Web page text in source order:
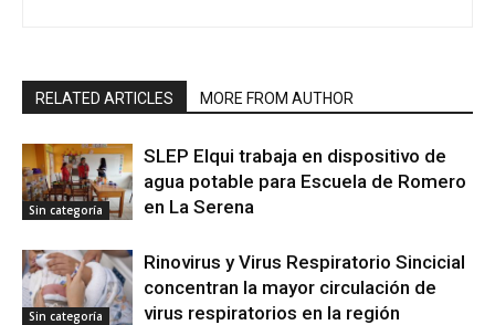
RELATED ARTICLES MORE FROM AUTHOR
Sin categoría
SLEP Elqui trabaja en dispositivo de
agua potable para Escuela de Romero
en La Serena
Sin categoría
Rinovirus y Virus Respiratorio Sincicial
concentran la mayor circulación de
virus respiratorios en la región